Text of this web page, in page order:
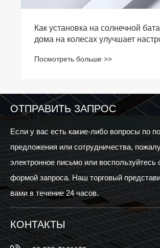
Что такое монтажный
солнечной картере?
Посмотреть больше >>
ОТПРАВИТЬ ЗАПРОС
Если у вас есть какие-либо вопросы по
предложения или сотрудничества,
электронное письмо или
формой запроса. Наш торговый
вами в течение 24 часов.
КОНТАКТЫ